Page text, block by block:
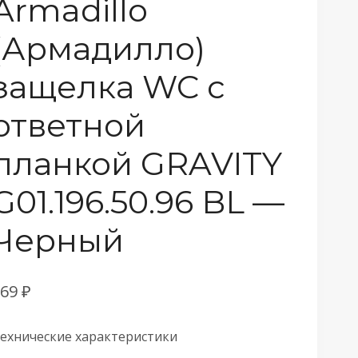
WC с
GRAVITY
BL —
₽
характеристики